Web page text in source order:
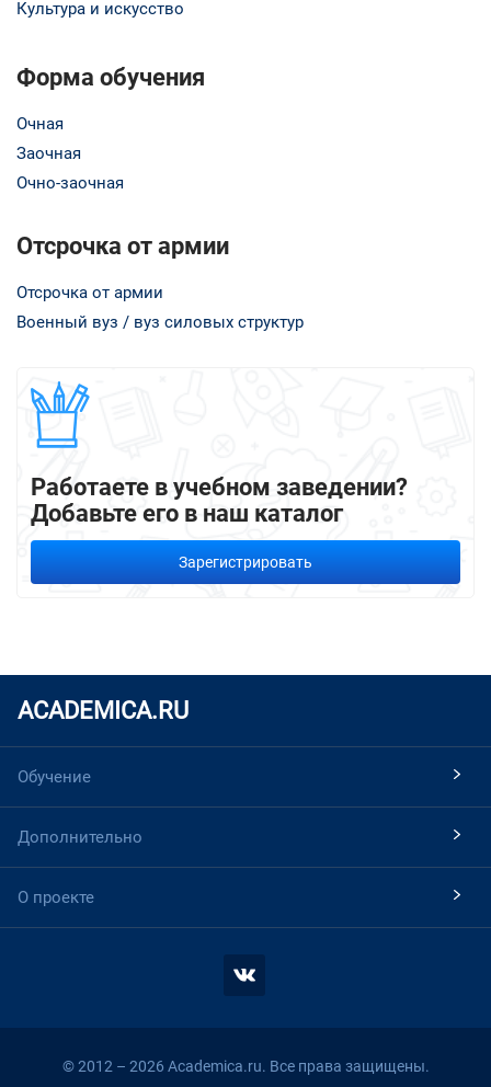
Культура и искусство
Форма обучения
Очная
Заочная
Очно-заочная
Отсрочка от армии
Отсрочка от армии
Военный вуз / вуз силовых структур
Работаете в учебном заведении?
Добавьте его в наш каталог
Зарегистрировать
ACADEMICA.RU
Обучение
Дополнительно
О проекте
© 2012 – 2026 Academica.ru. Все права защищены.